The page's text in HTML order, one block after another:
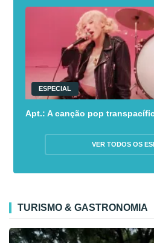
ESPECIAL
Apt.: A canção pop
VER TODOS OS
TURISMO & GASTRONOMIA